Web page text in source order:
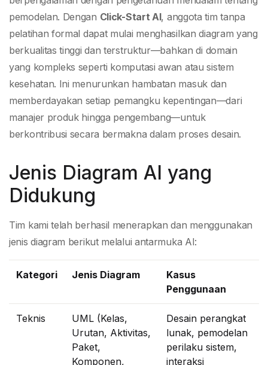
pemodelan. Dengan Click-Start AI, anggota tim tanpa
pelatihan formal dapat mulai menghasilkan diagram yang
berkualitas tinggi dan terstruktur—bahkan di domain
yang kompleks seperti komputasi awan atau sistem
kesehatan. Ini menurunkan hambatan masuk dan
memberdayakan setiap pemangku kepentingan—dari
manajer produk hingga pengembang—untuk
berkontribusi secara bermakna dalam proses desain.
Jenis Diagram AI yang
Didukung
Tim kami telah berhasil menerapkan dan menggunakan
jenis diagram berikut melalui antarmuka AI:
Kategori Jenis Diagram
Kasus
Penggunaan
Teknis
UML (Kelas,
Urutan, Aktivitas,
Paket,
Komponen,
Desain perangkat
lunak, pemodelan
perilaku sistem,
interaksi